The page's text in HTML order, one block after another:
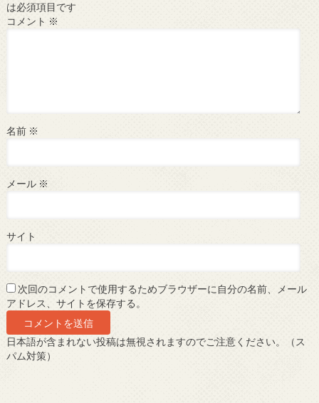
は必須項目です
コメント ※
名前 ※
メール ※
サイト
次回のコメントで使用するためブラウザーに自分の名前、メール
アドレス、サイトを保存する。
日本語が含まれない投稿は無視されますのでご注意ください。（ス
パム対策）